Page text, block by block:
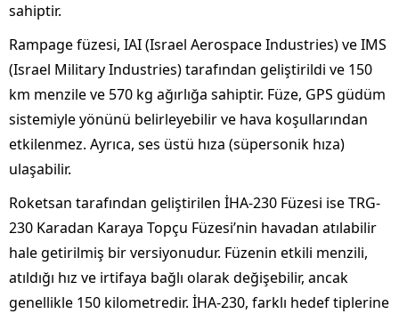
sahiptir.
Rampage füzesi, IAI (Israel Aerospace Industries) ve IMS
(Israel Military Industries) tarafından geliştirildi ve 150
km menzile ve 570 kg ağırlığa sahiptir. Füze, GPS güdüm
sistemiyle yönünü belirleyebilir ve hava koşullarından
etkilenmez. Ayrıca, ses üstü hıza (süpersonik hıza)
ulaşabilir.
Roketsan tarafından geliştirilen İHA-230 Füzesi ise TRG-
230 Karadan Karaya Topçu Füzesi’nin havadan atılabilir
hale getirilmiş bir versiyonudur. Füzenin etkili menzili,
atıldığı hız ve irtifaya bağlı olarak değişebilir, ancak
genellikle 150 kilometredir. İHA-230, farklı hedef tiplerine